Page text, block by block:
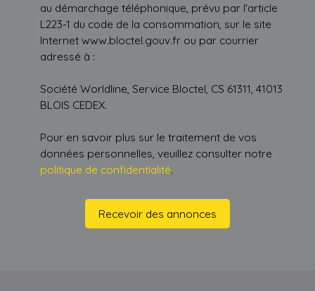
au démarchage téléphonique, prévu par l'article
L223-1 du code de la consommation, sur le site
Internet www.bloctel.gouv.fr ou par courrier
adressé à :
Société Worldline, Service Bloctel, CS 61311, 41013
BLOIS CEDEX.
Pour en savoir plus sur le traitement de vos
données personnelles, veuillez consulter notre
politique de confidentialité.
Recevoir des annonces